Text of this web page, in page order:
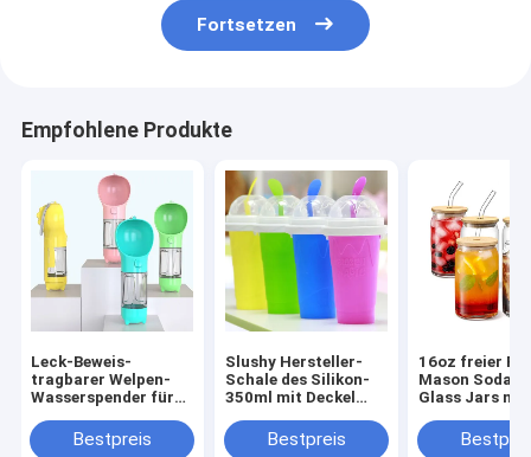
Fortsetzen
Empfohlene Produkte
Leck-Beweis-
tragbarer Welpen-
Wasserspender für
FreienBestpreis
Slushy Hersteller-
Schale des Silikon-
350ml mit Deckel
Bestpreis
16oz freier
Mason Soda
Glass Jars mit
Glasstroh